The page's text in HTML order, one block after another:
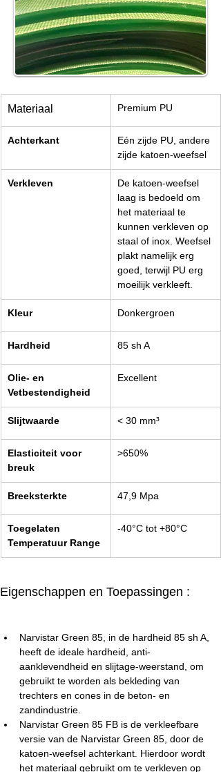
Materiaal Premium PU
Achterkant
Eén zijde PU, andere
zijde katoen-weefsel
Verkleven
De katoen-weefsel
laag is bedoeld om
het materiaal te
kunnen verkleven op
staal of inox. Weefsel
plakt namelijk erg
goed, terwijl PU erg
moeilijk verkleeft.
Kleur Donkergroen
Hardheid 85 sh A
Olie- en
Vetbestendigheid
Excellent
Slijtwaarde < 30 mm³
Elasticiteit voor
breuk
>650%
Breeksterkte 47,9 Mpa
Toegelaten
Temperatuur Range
-40°C tot +80°C
Eigenschappen en Toepassingen :
Narvistar Green 85, in de hardheid 85 sh A,
heeft de ideale hardheid, anti-
aanklevendheid en slijtage-weerstand, om
gebruikt te worden als bekleding van
trechters en cones in de beton- en
zandindustrie.
Narvistar Green 85 FB is de verkleefbare
versie van de Narvistar Green 85, door de
katoen-weefsel achterkant. Hierdoor wordt
het materiaal gebruikt om te verkleven op